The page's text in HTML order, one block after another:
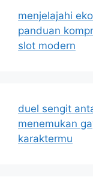
menjelajahi
panduan
slot modern
duel sengit
menemukan
karaktermu